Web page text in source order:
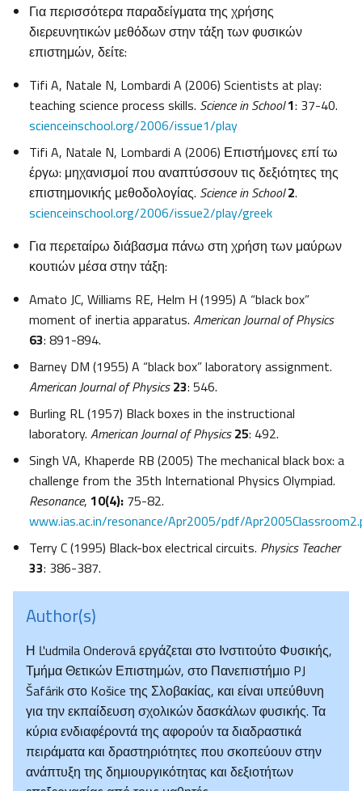
Για περισσότερα παραδείγματα της χρήσης
διερευνητικών μεθόδων στην τάξη των φυσικών
επιστημών, δείτε:
Tifi A, Natale N, Lombardi A (2006) Scientists at play:
teaching science process skills. Science in School1: 37-40.
scienceinschool.org/2006/issue1/play
Tifi A, Natale N, Lombardi A (2006) Επιστήμονες επί τω
έργω: μηχανισμοί που αναπτύσσουν τις δεξιότητες της
επιστημονικής μεθοδολογίας. Science in School2.
scienceinschool.org/2006/issue2/play/greek
Για περεταίρω διάβασμα πάνω στη χρήση των μαύρων
κουτιών μέσα στην τάξη:
Amato JC, Williams RE, Helm H (1995) A “black box”
moment of inertia apparatus. American Journal of Physics
63: 891-894.
Barney DM (1955) A “black box” laboratory assignment.
American Journal of Physics23: 546.
Burling RL (1957) Black boxes in the instructional
laboratory. American Journal of Physics25: 492.
Singh VA, Khaperde RB (2005) The mechanical black box: a
challenge from the 35th International Physics Olympiad.
Resonance, 10(4): 75-82.
www.ias.ac.in/resonance/Apr2005/pdf/
Terry C (1995) Black-box electrical circuits. Physics Teacher
33: 386-387.
Author(s)
Η Ľudmila Onderová εργάζεται στο Ινστιτούτο Φυσικής,
Τμήμα Θετικών Επιστημών, στο Πανεπιστήμιο PJ
Šafárik στο Košice της Σλοβακίας, και είναι υπεύθυνη
για την εκπαίδευση σχολικών δασκάλων φυσικής. Τα
κύρια ενδιαφέροντά της αφορούν τα διαδραστικά
πειράματα και δραστηριότητες που σκοπεύουν στην
ανάπτυξη της δημιουργικότητας και δεξιοτήτων